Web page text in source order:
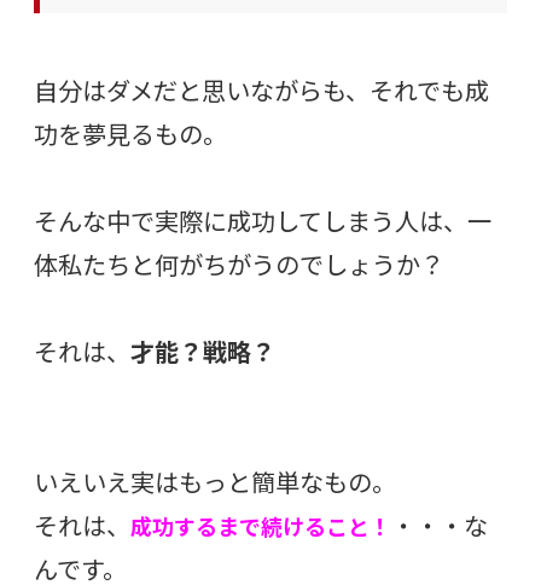
自分はダメだと思いながらも、それでも成
功を夢見るもの。
そんな中で実際に成功してしまう人は、一
体私たちと何がちがうのでしょうか？
それは、 才能？戦略？
いえいえ実はもっと簡単なもの。
それは、 成功するまで続けること！
・・・な
んです。